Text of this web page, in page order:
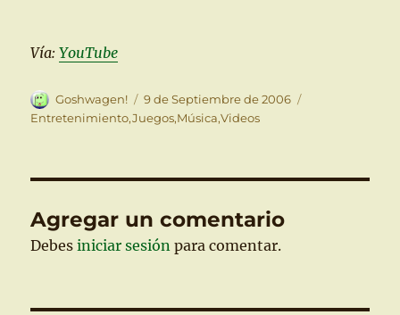
Vía:YouTube
Autor
Goshwagen!
Publicado
el
9 de Septiembre de 2006
Entretenimiento,Juegos,Música,Videos
Agregar un comentario
Debesiniciar sesión para comentar.